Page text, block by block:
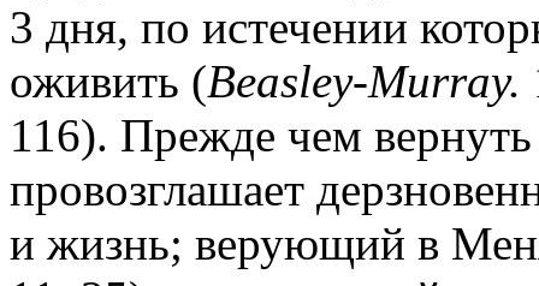
3 дня, по истечении
оживить (Beasley-Murray.
116). Прежде чем
провозглашает
и жизнь; верующий в